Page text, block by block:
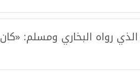
رواه البخاري ومسلم: «كان